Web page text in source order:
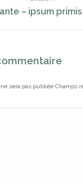
Article
– ipsum
sera pas publiée Champs